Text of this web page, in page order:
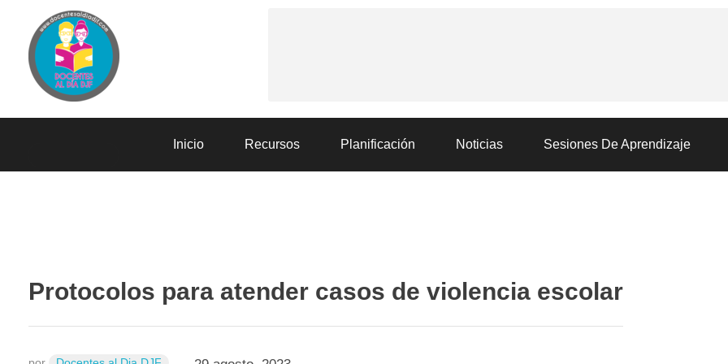
Inicio Recursos Planificación Noticias Sesiones De Aprendizaje
Protocolos para atender casos de violencia escolar